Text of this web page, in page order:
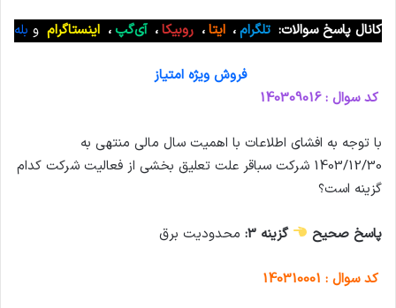
کانال پاسخ سوالات: تلگرام، ایتا، روبیکا، آی‌گپ، اینستاگرام و بله
فروش ویژه امتیاز
کد سوال : 140309016
با توجه به افشای اطلاعات با اهمیت سال مالی منتهی به
1403/12/30 شرکت سباقر علت تعلیق بخشی از فعالیت شرکت کدام
گزینه است؟
پاسخ صحیح گزینه 3: محدودیت برق
کد سوال : 140310001